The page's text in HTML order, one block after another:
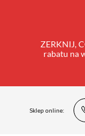
ZERKNIJ,
rabatu na
Sklep online: